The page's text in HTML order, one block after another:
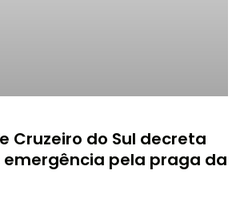
Cruzeiro do Sul decreta
pela praga da